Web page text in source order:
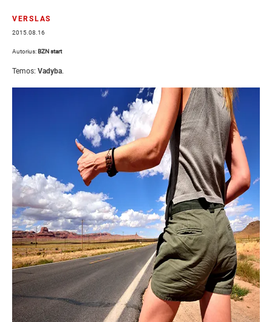
VERSLAS
2015.08.16
Autorius: BZN start
Temos: Vadyba.